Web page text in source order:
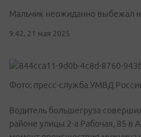
Мальчик неожиданно выбежал
9:42, 21 мая 2025
Фото: пресс-служба УМВД
Водитель большегруза
районе улицы 2-а Рабочая, 85 в